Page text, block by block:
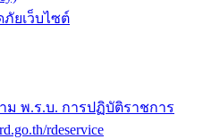
ยเว็บไซต์
ม พ.ร.บ. การปฏิบัติราชการ
rdeservice